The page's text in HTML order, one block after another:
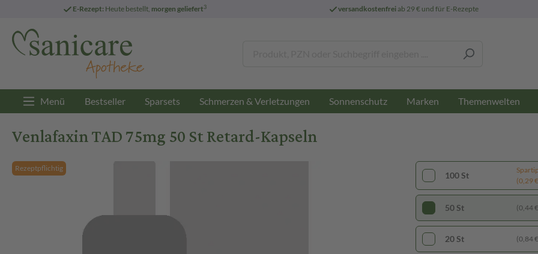
E-Rezept: Heute bestellt, morgen geliefert3 versandkostenfreiab 29 € und für E-Rezepte
Menü Bestseller Sparsets Schmerzen & Verletzungen Sonnenschutz Marken Themenwelten
Venlafaxin TAD 75mg 50 St Retard-Kapseln
Rezeptpflichtig
100 St
(0,29
50 St (0,44
20 St (0,84